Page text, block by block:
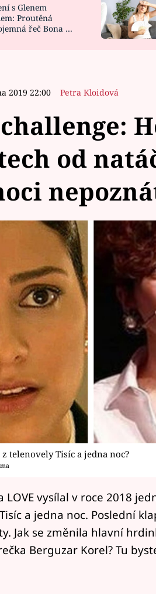
s Glenem
Proutěná
řeč Bona a
2019 22:00 Petra Kloidová
od
telenovely Tisíc a jedna noc?
LOVE vysílal v roce 2018
a jedna noc. Poslední
Jak se změnila hlavní
Berguzar Korel? Tu